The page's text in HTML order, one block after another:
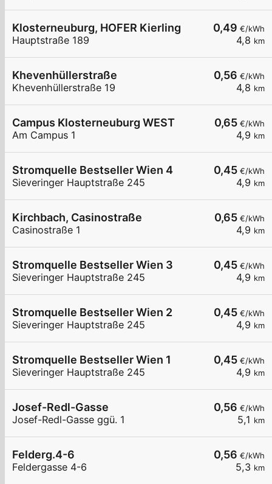
0,49 €/kWh
4,8 km
Klosterneuburg, HOFER Kierling
Hauptstraße 189
0,56 €/kWh
4,8 km
Khevenhüllerstraße
Khevenhüllerstraße 19
0,65 €/kWh
4,9 km
Campus Klosterneuburg WEST
Am Campus 1
0,45 €/kWh
4,9 km
Stromquelle Bestseller Wien 4
Sieveringer Hauptstraße 245
0,65 €/kWh
4,9 km
Kirchbach, Casinostraße
Casinostraße 1
0,45 €/kWh
4,9 km
Stromquelle Bestseller Wien 3
Sieveringer Hauptstraße 245
0,45 €/kWh
4,9 km
Stromquelle Bestseller Wien 2
Sieveringer Hauptstraße 245
0,45 €/kWh
4,9 km
Stromquelle Bestseller Wien 1
Sieveringer Hauptstraße 245
0,56 €/kWh
5,1 km
Josef-Redl-Gasse
Josef-Redl-Gasse ggü. 1
0,56 €/kWh
5,3 km
Felderg.4-6
Feldergasse 4-6